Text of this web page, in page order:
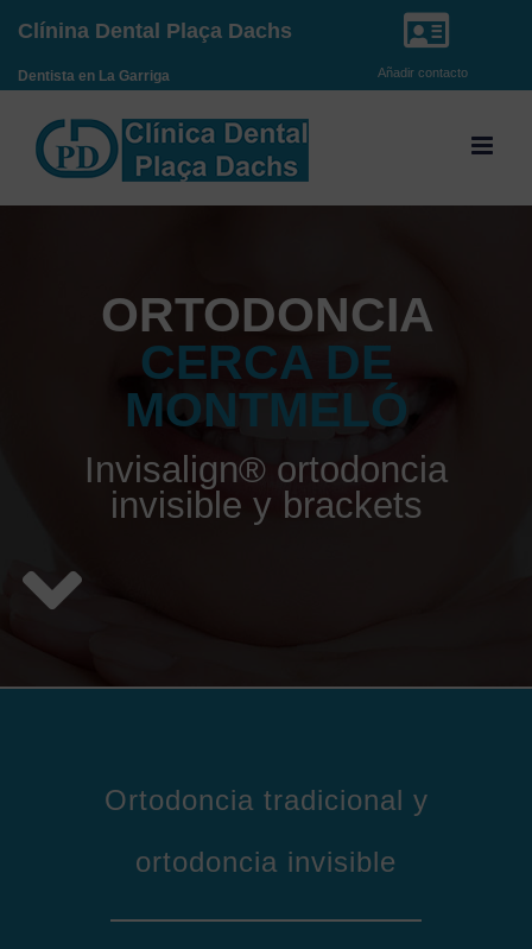
Saltar
Clínina Dental Plaça Dachs
Dentista en La Garriga Añadir contacto
ORTODONCIA
CERCA DE
MONTMELÓ
Invisalign® ortodoncia
invisible y brackets
Ortodoncia tradicional y
ortodoncia invisible